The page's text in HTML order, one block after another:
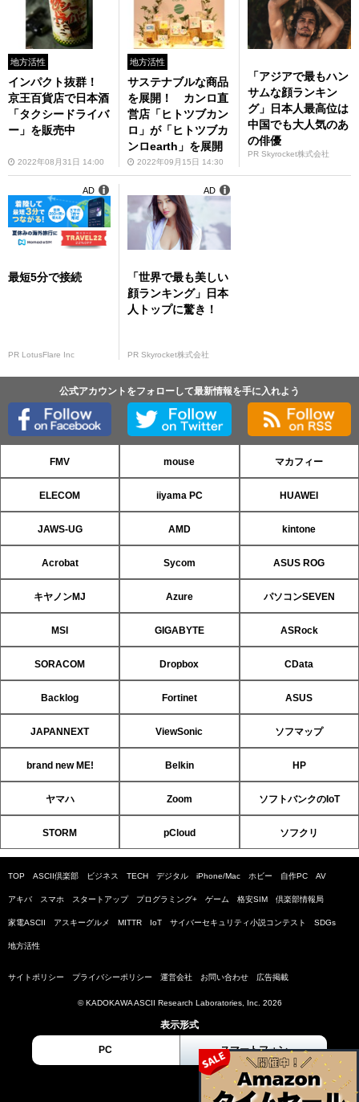
地方活性
インパクト抜群！
京王百貨店で日本酒
「タクシードライバ
ー」を販売中
2022年08月31日 14:00
地方活性
サステナブルな商品
を展開！ カンロ直
営店「ヒトツブカン
ロ」が「ヒトツブカ
ンロearth」を展開
2022年09月15日 14:30
「アジアで最もハン
サムな顔ランキン
グ」日本人最高位は
中国でも大人気のあ
の俳優
PR Skyrocket株式会社
最短5分で接続
PR LotusFlare Inc
AD
「世界で最も美しい
顔ランキング」日本
人トップに驚き！
PR Skyrocket株式会社
AD
公式アカウントをフォローして最新情報を手に入れよう
FMV mouse マカフィー
ELECOM iiyama PC HUAWEI
JAWS-UG AMD kintone
Acrobat Sycom ASUS ROG
キヤノンMJ Azure パソコンSEVEN
MSI GIGABYTE ASRock
SORACOM Dropbox CData
Backlog Fortinet ASUS
JAPANNEXT ViewSonic ソフマップ
brand new ME! Belkin HP
ヤマハ Zoom ソフトバンクのIoT
STORM pCloud ソフクリ
TOP ASCII倶楽部 ビジネス TECH デジタル iPhone/Mac ホビー 自作PC AV
アキバ スマホ スタートアップ プログラミング+ ゲーム 格安SIM 倶楽部情報局
家電ASCII アスキーグルメ MITTR IoT サイバーセキュリティ小説コンテスト SDGs
地方活性
サイトポリシー プライバシーポリシー 運営会社 お問い合わせ 広告掲載
© KADOKAWA ASCII Research Laboratories, Inc. 2026
表示形式
PC スマートフォン